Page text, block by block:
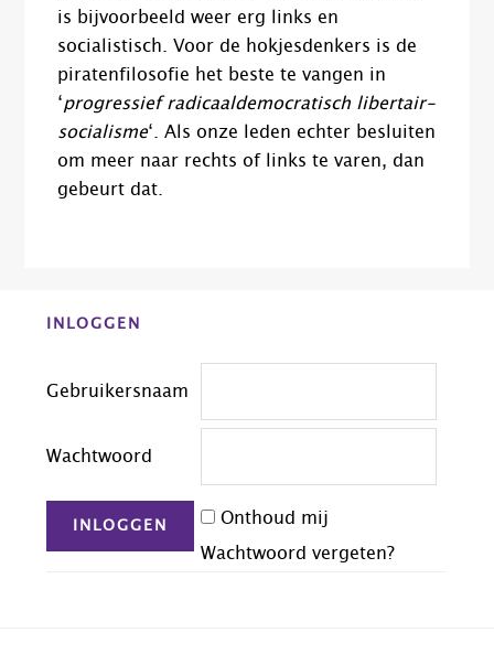
is bijvoorbeeld weer erg links en
socialistisch. Voor de hokjesdenkers is de
piratenfilosofie het beste te vangen in
‘progressief radicaaldemocratisch libertair-
socialisme‘. Als onze leden echter besluiten
om meer naar rechts of links te varen, dan
gebeurt dat.
Before
INLOGGEN
Gebruikersnaam
Wachtwoord
Onthoud mij
Wachtwoord vergeten?